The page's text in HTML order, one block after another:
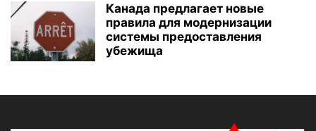
Канада предлагает новые
правила для модернизации
системы предоставления
убежища